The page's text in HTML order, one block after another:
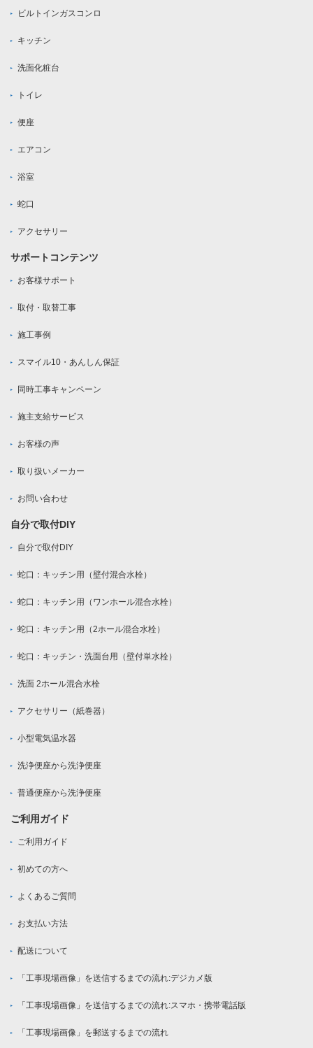
ビルトインガスコンロ
キッチン
洗面化粧台
トイレ
便座
エアコン
浴室
蛇口
アクセサリー
サポートコンテンツ
お客様サポート
取付・取替工事
施工事例
スマイル10・あんしん保証
同時工事キャンペーン
施主支給サービス
お客様の声
取り扱いメーカー
お問い合わせ
自分で取付DIY
自分で取付DIY
蛇口：キッチン用（壁付混合水栓）
蛇口：キッチン用（ワンホール混合水栓）
蛇口：キッチン用（2ホール混合水栓）
蛇口：キッチン・洗面台用（壁付単水栓）
洗面 2ホール混合水栓
アクセサリー（紙巻器）
小型電気温水器
洗浄便座から洗浄便座
普通便座から洗浄便座
ご利用ガイド
ご利用ガイド
初めての方へ
よくあるご質問
お支払い方法
配送について
「工事現場画像」を送信するまでの流れ:デジカメ版
「工事現場画像」を送信するまでの流れ:スマホ・携帯電話版
「工事現場画像」を郵送するまでの流れ